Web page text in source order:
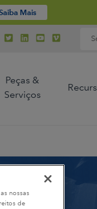
gelo
Peças &
Serviços
Mais
nossas
de